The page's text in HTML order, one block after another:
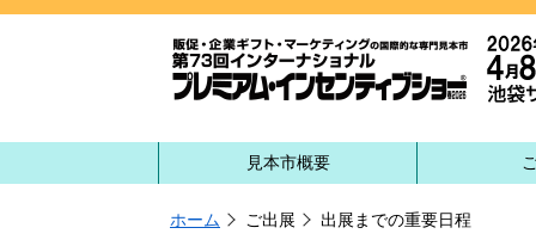
見本市概要
ホーム ご出展 出展までの重要日程